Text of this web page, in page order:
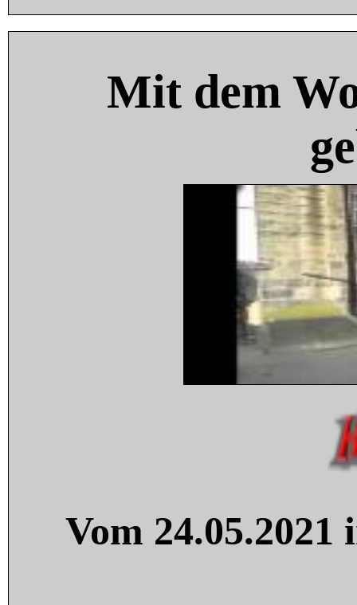
Mit dem
Vom